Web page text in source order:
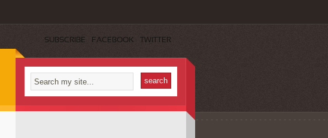
SUBSCRIBE FACEBOOK TWITTER